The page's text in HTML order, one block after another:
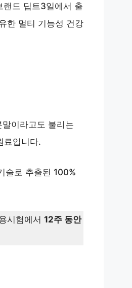
드 딥트3일에서 출
한 멀티 기능성 건강
이라고도 불리는
료입니다.
술로 추출된 100%
시험에서 12주 동안